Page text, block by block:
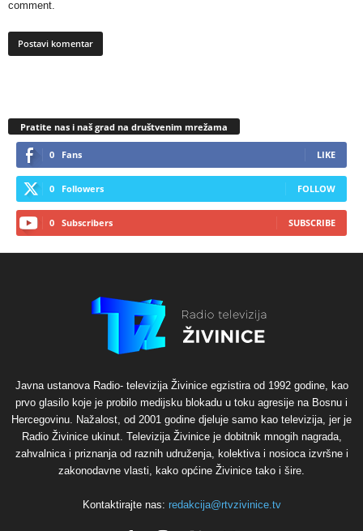
comment.
Pratite nas i naš grad na društvenim mrežama
0 Fans LIKE
0 Followers FOLLOW
0 Subscribers SUBSCRIBE
Javna ustanova Radio- televizija Živinice egzistira od 1992 godine, kao
prvo glasilo koje je probilo medijsku blokadu u toku agresije na Bosnu i
Hercegovinu. Nažalost, od 2001 godine djeluje samo kao televizija, jer je
Radio Živinice ukinut. Televizija Živinice je dobitnik mnogih nagrada,
zahvalnica i priznanja od raznih udruženja, kolektiva i nosioca izvršne i
zakonodavne vlasti, kako općine Živinice tako i šire.
Kontaktirajte nas: redakcija@rtvzivinice.tv